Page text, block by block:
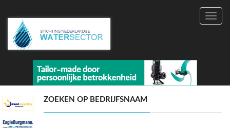
ZOEKEN OP BEDRIJFSNAAM